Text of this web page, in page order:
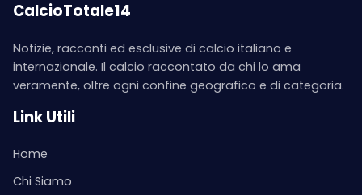
CalcioTotale14
Notizie, racconti ed esclusive di calcio italiano e
internazionale. Il calcio raccontato da chi lo ama
veramente, oltre ogni confine geografico e di categoria.
Link Utili
Home
Chi Siamo